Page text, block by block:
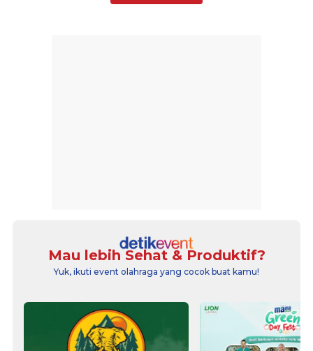
Mau lebih Sehat & Produktif?
Yuk, ikuti event olahraga yang cocok buat kamu!